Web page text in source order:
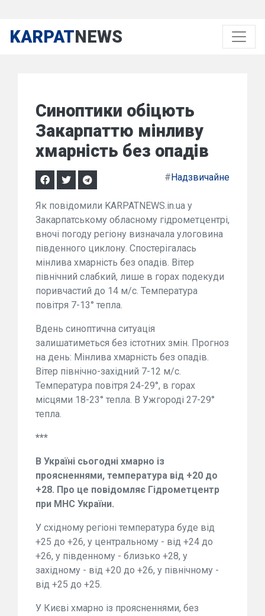
KARPATNEWS
Синоптики обіцють
Закарпаттю мінливу
хмарність без опадів
#Надзвичайне
Як повідомили KARPATNEWS.in.ua у
Закарпатському обласному гідрометцентрі,
вночі погоду регіону визначала улоговина
південного циклону. Спостерігалась
мінлива хмарність без опадів. Вітер
північний слабкий, лише в горах подекуди
поривчастий до 14 м/с. Температура
повітря 7-13° тепла.
Вдень синоптична ситуація
залишатиметься без істотних змін. Прогноз
на день: Мінлива хмарність без опадів.
Вітер північно-західний 7-12 м/с.
Температура повітря 24-29°, в горах
місцями 18-23° тепла. В Ужгороді 27-29°
тепла.
***
В Україні сьогодні хмарно із
проясненнями, температура від +20 до
+28. Про це повідомляє Гідрометцентр
при МНС України.
У східному регіоні температура буде від
+25 до +26, у центральному - від +24 до
+26, у південному - близько +28, у
західному - від +20 до +26, у північному -
від +25 до +25.
У Києві хмарно із проясненнями, без